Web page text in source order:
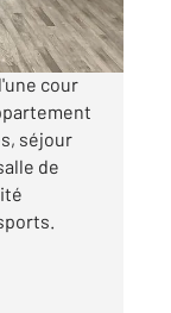
cour
séjour
de